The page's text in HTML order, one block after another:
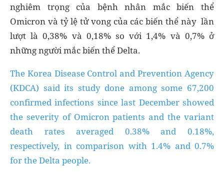
nghiêm trọng của bệnh nhân mắc biến thể
Omicron và tỷ lệ tử vong của các biến thể này lần
lượt là 0,38% và 0,18% so với 1,4% và 0,7% ở
những người mắc biến thể Delta.
The Korea Disease Control and Prevention Agency
(KDCA) said its study done among some 67,200
confirmed infections since last December showed
the severity of Omicron patients and the variant
death rates averaged 0.38% and 0.18%,
respectively, in comparison with 1.4% and 0.7%
for the Delta people.